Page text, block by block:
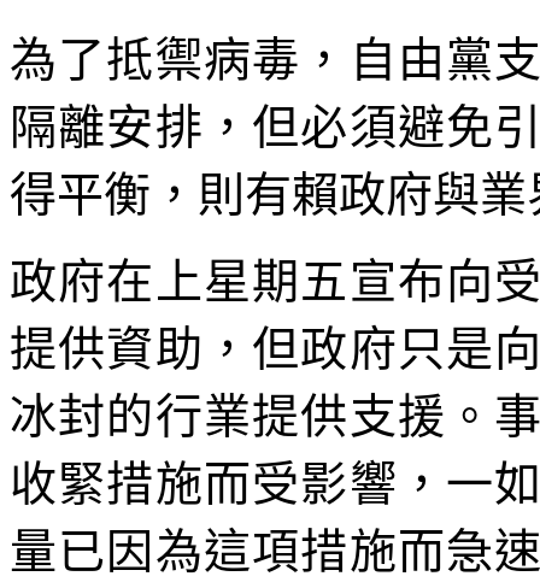
為了抵禦病毒，自由黨
隔離安排，但必須避免
得平衡，則有賴政府與
政府在上星期五宣布向
提供資助，但政府只是
冰封的行業提供支援。
收緊措施而受影響，一
量已因為這項措施而急